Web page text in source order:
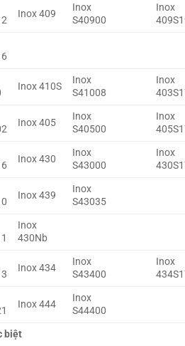
Inox 409
Inox
S40900
Inox
Inox 410S
Inox
S41008
Inox
Inox 405
Inox
S40500
Inox
Inox 430
Inox
S43000
Inox
Inox 439
Inox
S43035
Inox
430Nb
Inox 434
Inox
S43400
Inox
Inox 444
Inox
S44400
biệt